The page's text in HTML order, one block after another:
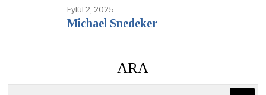
Eylül 2, 2025
Michael Snedeker
ARA